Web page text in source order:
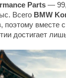
Parts —
Всего BMW
поэтому вместе с
достигает